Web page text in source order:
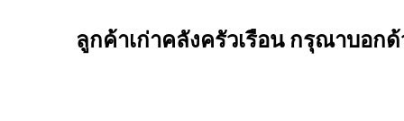
ลูกค้าเก่าคลังครัวเรือน กรุณาบอก